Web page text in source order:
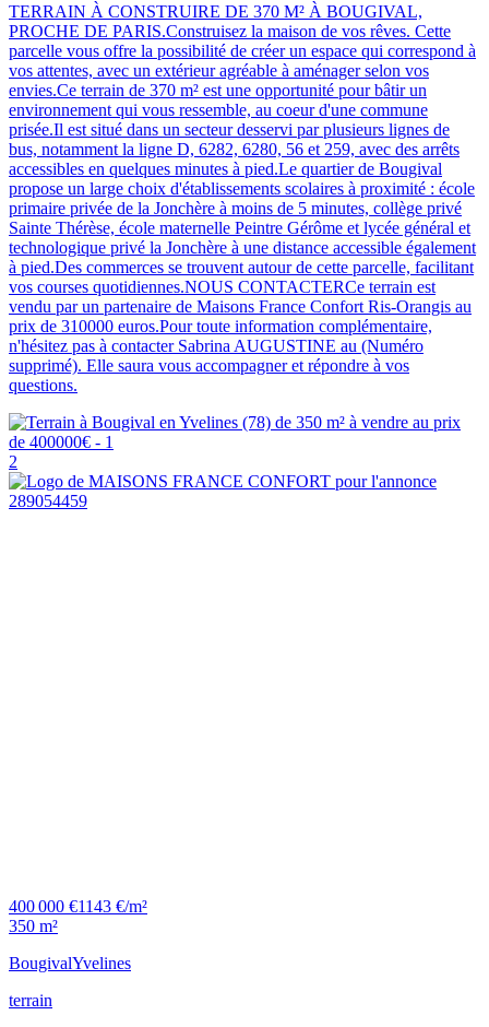
TERRAIN À CONSTRUIRE DE 370 M² À BOUGIVAL,
PROCHE DE PARIS.Construisez la maison de vos rêves. Cette
parcelle vous offre la possibilité de créer un espace qui correspond à
vos attentes, avec un extérieur agréable à aménager selon vos
envies.Ce terrain de 370 m² est une opportunité pour bâtir un
environnement qui vous ressemble, au coeur d'une commune
prisée.Il est situé dans un secteur desservi par plusieurs lignes de
bus, notamment la ligne D, 6282, 6280, 56 et 259, avec des arrêts
accessibles en quelques minutes à pied.Le quartier de Bougival
propose un large choix d'établissements scolaires à proximité : école
primaire privée de la Jonchère à moins de 5 minutes, collège privé
Sainte Thérèse, école maternelle Peintre Gérôme et lycée général et
technologique privé la Jonchère à une distance accessible également
à pied.Des commerces se trouvent autour de cette parcelle, facilitant
vos courses quotidiennes.NOUS CONTACTERCe terrain est
vendu par un partenaire de Maisons France Confort Ris-Orangis au
prix de 310000 euros.Pour toute information complémentaire,
n'hésitez pas à contacter Sabrina AUGUSTINE au (Numéro
supprimé). Elle saura vous accompagner et répondre à vos
questions.
2
400 000 €1143 €/m²
350 m²
BougivalYvelines
terrain